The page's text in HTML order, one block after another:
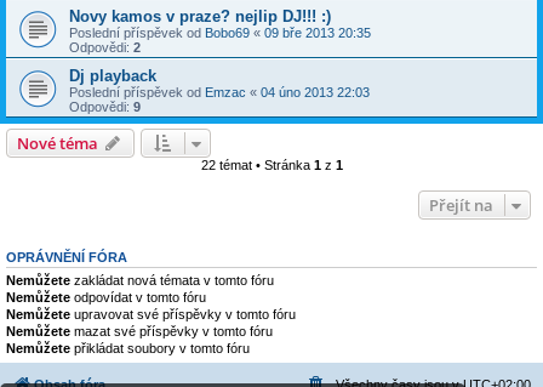
Novy kamos v praze? nejlip DJ!!! :)
Poslední příspěvek od Bobo69 « 09 bře 2013 20:35
Odpovědi: 2
Dj playback
Poslední příspěvek od Emzac « 04 úno 2013 22:03
Odpovědi: 9
Nové téma
22 témat • Stránka 1z 1
Přejít na
OPRÁVNĚNÍ FÓRA
Nemůžete zakládat nová témata v tomto fóru
Nemůžete odpovídat v tomto fóru
Nemůžete upravovat své příspěvky v tomto fóru
Nemůžete mazat své příspěvky v tomto fóru
Nemůžete přikládat soubory v tomto fóru